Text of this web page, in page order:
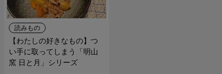
読みもの
【わたしの好きなもの】つ
い手に取ってしまう「明山
窯 日と月」シリーズ